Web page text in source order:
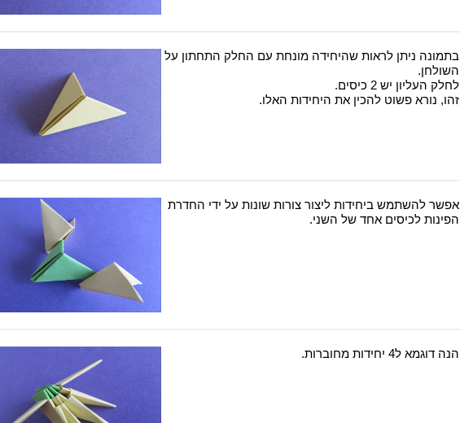
בתמונה ניתן לראות שהיחידה מונחת עם החלק התחתון על
השולחן.
לחלק העליון יש 2 כיסים.
זהו, נורא פשוט להכין את היחידות האלו.
אפשר להשתמש ביחידות ליצור צורות שונות על ידי החדרת
הפינות לכיסים אחד של השני.
הנה דוגמא ל4 יחידות מחוברות.